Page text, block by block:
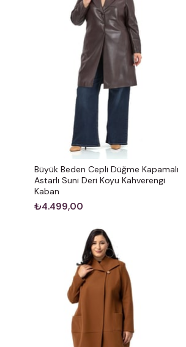
Büyük Beden Cepli Düğme Kapamalı
Astarlı Suni Deri Koyu Kahverengi
Kaban
₺4.499,00